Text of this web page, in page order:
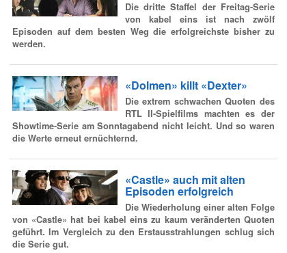
Die dritte Staffel der Freitag-Serie
von kabel eins ist nach zwölf
Episoden auf dem besten Weg die erfolgreichste bisher zu
werden.
«Dolmen» killt «Dexter»
Die extrem schwachen Quoten des
RTL II-Spielfilms machten es der
Showtime-Serie am Sonntagabend nicht leicht. Und so waren
die Werte erneut ernüchternd.
«Castle» auch mit alten
Episoden erfolgreich
Die Wiederholung einer alten Folge
von «Castle» hat bei kabel eins zu kaum veränderten Quoten
geführt. Im Vergleich zu den Erstausstrahlungen schlug sich
die Serie gut.